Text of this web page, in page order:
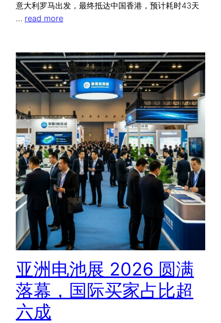
意大利罗马出发，最终抵达中国香港，预计耗时43天
… read more
亚洲电池展 2026 圆满
落幕，国际买家占比超
六成